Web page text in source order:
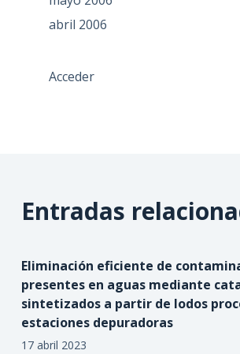
abril 2006
Acceder
Entradas
Eliminación eficiente de
presentes en aguas mediante
sintetizados a partir de lodos
estaciones depuradoras
17 abril 2023